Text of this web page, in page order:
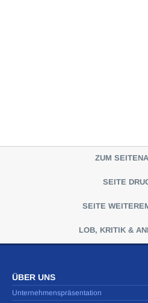
ZUM
SEITE
SEITE
LOB, KRITIK &
ÜBER UNS
Unternehmenspräsentation